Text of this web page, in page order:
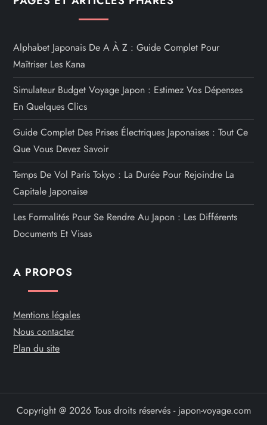
Alphabet Japonais De A À Z : Guide Complet Pour
Maîtriser Les Kana
Simulateur Budget Voyage Japon : Estimez Vos Dépenses
En Quelques Clics
Guide Complet Des Prises Électriques Japonaises : Tout Ce
Que Vous Devez Savoir
Temps De Vol Paris Tokyo : La Durée Pour Rejoindre La
Capitale Japonaise
Les Formalités Pour Se Rendre Au Japon : Les Différents
Documents Et Visas
A PROPOS
Mentions légales
Nous contacter
Plan du site
Copyright @ 2026 Tous droits réservés - japon-voyage.com